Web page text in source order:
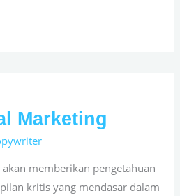
Marketing
memberikan pengetahuan
kritis yang mendasar dalam